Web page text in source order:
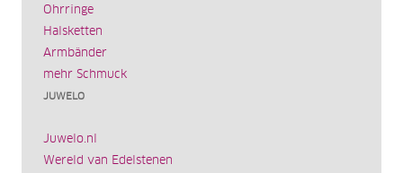
Ohrringe
Halsketten
Armbänder
mehr Schmuck
JUWELO
Juwelo.nl
Wereld van Edelstenen